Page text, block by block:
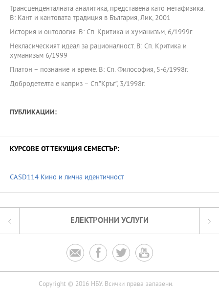
Трансценденталната аналитика, представена като метафизика.
В: Кант и кантовата традиция в България, Лик, 2001
История и онтология. В: Сп. Критика и хуманизъм, 6/1999г.
Некласическият идеал за рационалност. В: Сп. Критика и
хуманизъм 6/1999
Платон – познание и време. В: Сп. Философия, 5-6/1998г.
Добродетелта е каприз – Сп.”Кръг”, 3/1998г.
ПУБЛИКАЦИИ:
КУРСОВЕ ОТ ТЕКУЩИЯ СЕМЕСТЪР:
CASD114 Кино и лична идентичност
ЕЛЕКТРОННИ УСЛУГИ
   
Copyright © 2016 НБУ. Всички права запазени.